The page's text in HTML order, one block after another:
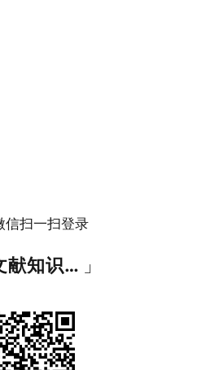
信扫一扫登录
古籍文献知识图谱网 」